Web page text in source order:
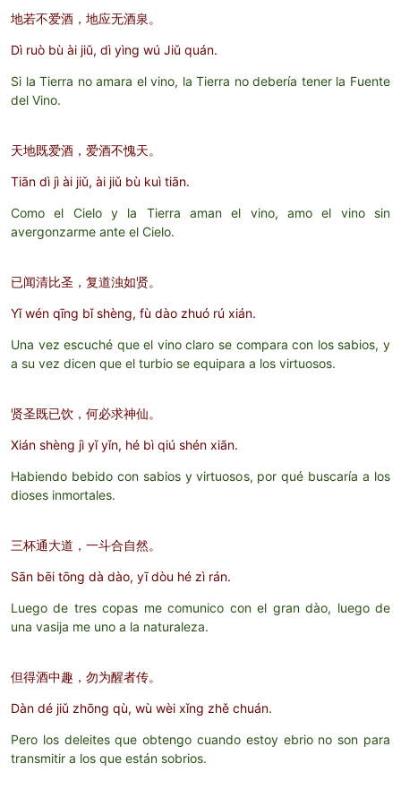
地若不爱酒，地应无酒泉。
Dì ruò bù ài jiǔ, dì yìng wú Jiǔ quán.
Si la Tierra no amara el vino, la Tierra no debería tener la Fuente
del Vino.
天地既爱酒，爱酒不愧天。
Tiān dì jì ài jiǔ, ài jiǔ bù kuì tiān.
Como el Cielo y la Tierra aman el vino, amo el vino sin
avergonzarme ante el Cielo.
已闻清比圣，复道浊如贤。
Yǐ wén qīng bǐ shèng, fù dào zhuó rú xián.
Una vez escuché que el vino claro se compara con los sabios, y
a su vez dicen que el turbio se equipara a los virtuosos.
贤圣既已饮，何必求神仙。
Xián shèng jì yǐ yǐn, hé bì qiú shén xiān.
Habiendo bebido con sabios y virtuosos, por qué buscaría a los
dioses inmortales.
三杯通大道，一斗合自然。
Sān bēi tōng dà dào, yī dòu hé zì rán.
Luego de tres copas me comunico con el gran dào, luego de
una vasija me uno a la naturaleza.
但得酒中趣，勿为醒者传。
Dàn dé jiǔ zhōng qù, wù wèi xǐng zhě chuán.
Pero los deleites que obtengo cuando estoy ebrio no son para
transmitir a los que están sobrios.